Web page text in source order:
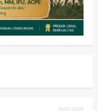
& Muhammadiyah
Perizinan, Wakaf,